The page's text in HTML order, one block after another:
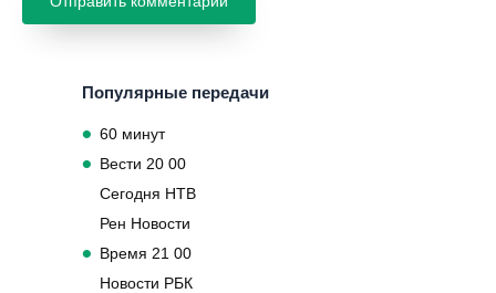
Популярные передачи
60 минут
Вести 20 00
Сегодня НТВ
Рен Новости
Время 21 00
Новости РБК